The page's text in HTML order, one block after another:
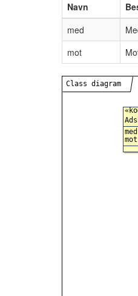
Navn
med
mot